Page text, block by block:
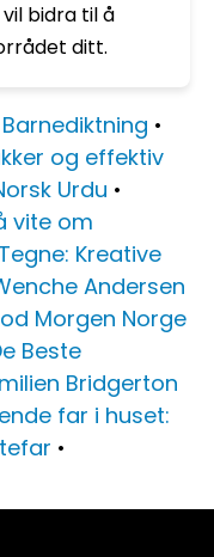
bidra til å
ditt.
•
og effektiv
Urdu •
vite om
Kreative
Andersen
Morgen Norge
Beste
Bridgerton
far i huset:
•